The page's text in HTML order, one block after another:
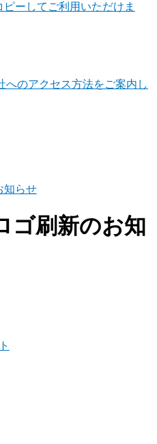
ピーしてご利用いただけま
へのアクセス方法をご案内し
知らせ
ゴ刷新のお知